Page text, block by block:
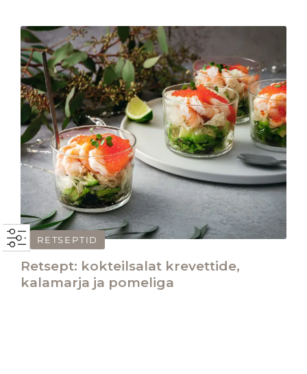
RETSEPTID
Retsept: kokteilsalat krevettide,
kalamarja ja pomeliga